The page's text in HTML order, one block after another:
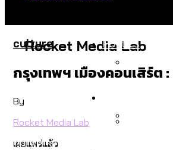
Rocket Media Lab
Politics
culture
กรุงเทพฯ เมืองคอนเสิร์ต
By
Rocket Media Lab
เผยแพร่แล้ว